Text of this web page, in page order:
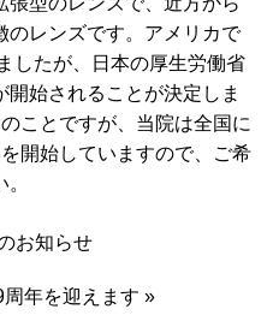
のレンズです。アメリカで
したが、日本の厚生労働省
始されることが決定しま
ことですが、当院は全国に
開始していますので、ご希
お知らせ
年を迎えます »